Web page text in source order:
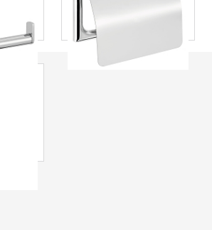
autoadesivo,
cromato, design
unico